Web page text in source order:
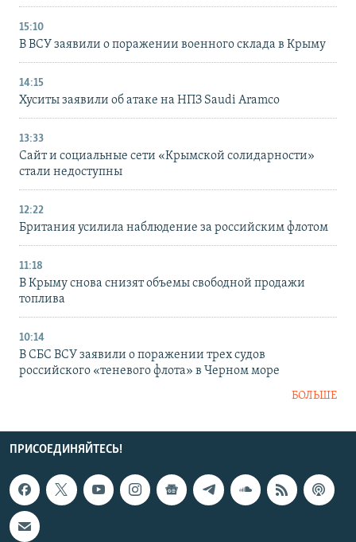
15:10
В ВСУ заявили о поражении военного склада в Крыму
14:15
Хуситы заявили об атаке на НПЗ Saudi Aramco
13:33
Сайт и социальные сети «Крымской солидарности»
стали недоступны
12:22
Британия усилила наблюдение за российским флотом
11:18
В Крыму снова снизят объемы свободной продажи
топлива
10:14
В СБС ВСУ заявили о поражении трех судов
российского «теневого флота» в Черном море
БОЛЬШЕ
ПРИСОЕДИНЯЙТЕСЬ!